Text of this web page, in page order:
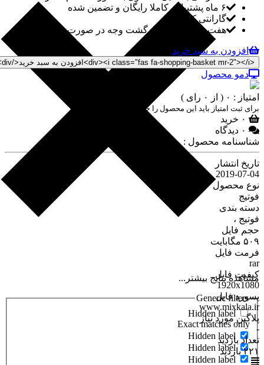
مشاهده نتایج بیشتر...
Generic filters
Hidden label
Exact matches only
Hidden label
Hidden label
Hidden label
۶ ماه پشتیبانی کاملا رایگان و تضمین شده
گارانتی کیفیت
هفت روز ضمانت بازگشت وجه در صورت خرابی لینک
افزودن به سبد خرید
دمو محصول
امتیاز : ۰ ( از ۰ رای )
برای ثبت امتیاز باید این محصول را خریداری کنید
۰ خرید
۰ دیدگاه
شناسنامه محصول :
تاریخ انتشار
2019-07-04
نوع محصول
فوتیج
دسته بندی
فوتیج ،
حجم فایل
۵۰۹ مگابایت
فرمت فایل
rar
کیفیت فایل
1920x1080
پسورد فایل
www.mixkala.ir
پلاگین مورد نیاز
-
تعداد بازدید
۲۲۱ بازدید